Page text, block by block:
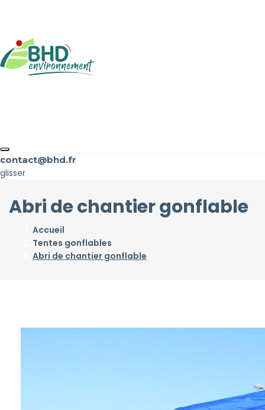
contact@bhd.fr
glisser
Abri de chantier gonflable
Accueil
Tentes gonflables
Abri de chantier gonflable